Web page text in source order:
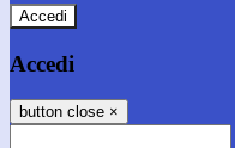
Accedi
Accedi
button close ×